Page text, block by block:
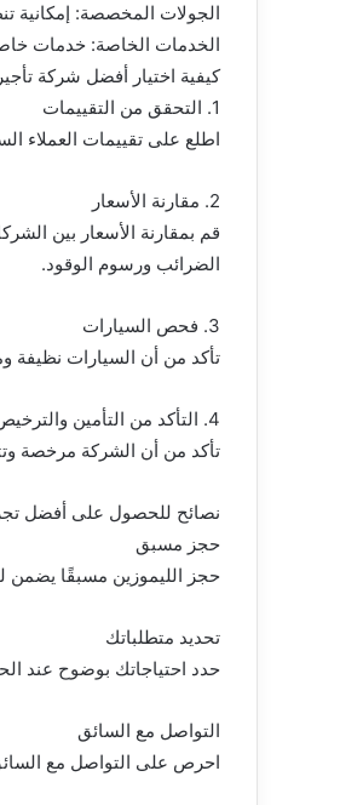
الجولات المخصصة: إمكانية
الخدمات الخاصة: خدمات
كيفية اختيار أفضل شركة
1. التحقق من التقييمات
اطلع على تقييمات العملاء
2. مقارنة الأسعار
قم بمقارنة الأسعار بين
الضرائب ورسوم الوقود.
3. فحص السيارات
تأكد من أن السيارات نظيفة
4. التأكد من التأمين والترخيص
تأكد من أن الشركة مرخصة
نصائح للحصول على أفضل
حجز مسبق
حجز الليموزين مسبقًا يضمن
تحديد متطلباتك
حدد احتياجاتك بوضوح عند
التواصل مع السائق
احرص على التواصل مع